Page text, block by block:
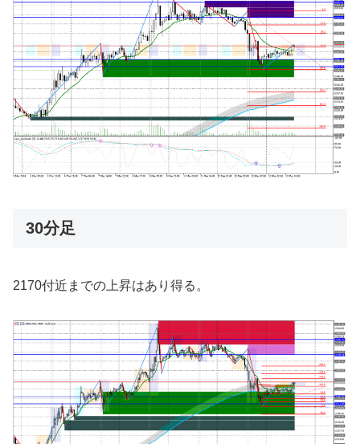
30分足
2170付近までの上昇はあり得る。